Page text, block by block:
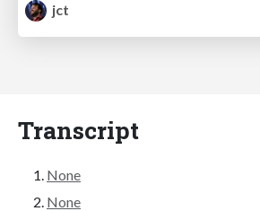
jct
Transcript
None
None